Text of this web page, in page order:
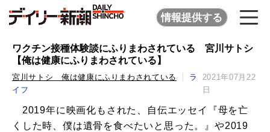
情報提供する
ワクチン接種体験談にふりまわされている 宮川サトシ
【俺は健康にふりまわされている】
宮川サトシ 俺は健康にふりまわされている
ラ
イフ
2021年07月22
日
2019年に映画化もされた、自伝エッセイ『母を亡
くした時、僕は遺骨を食べたいと思った。』や2019